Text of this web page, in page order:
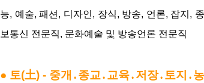
능, 예술, 패션, 디자인, 장식, 방송, 언론, 잡지,
보통신 전문직, 문화예술 및 방송언론 전문직
● 토(土) - 중개․종교․교육․저장․토지․